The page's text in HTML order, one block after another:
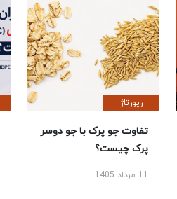
رپورتاژ
تفاوت جو پرک با جو دوسر
پرک چیست؟
11 مرداد 1405